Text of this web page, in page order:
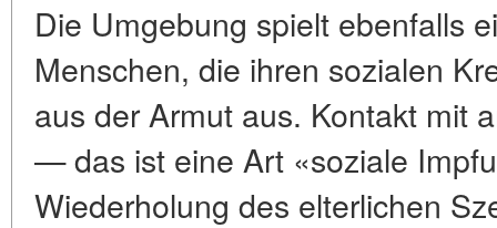
Die Umgebung spielt ebenfalls
Menschen, die ihren sozialen
aus der Armut aus. Kontakt mit
— das ist eine Art «soziale
Wiederholung des elterlichen